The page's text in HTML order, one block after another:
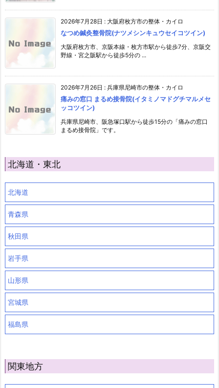
2026年7月28日 : 大阪府枚方市の整体・カイロ
なつめ鍼灸整骨院(ナツメシンキュウセイコツイン)
大阪府枚方市、京阪本線・枚方市駅から徒歩7分、京阪交
野線・宮之阪駅から徒歩5分の ...
2026年7月26日 : 兵庫県尼崎市の整体・カイロ
痛みの窓口 まるめ接骨院(イタミノマドグチマルメセ
ッコツイン)
兵庫県尼崎市、阪急塚口駅から徒歩15分の「痛みの窓口
まるめ接骨院」です。
北海道・東北
北海道
青森県
秋田県
岩手県
山形県
宮城県
福島県
関東地方